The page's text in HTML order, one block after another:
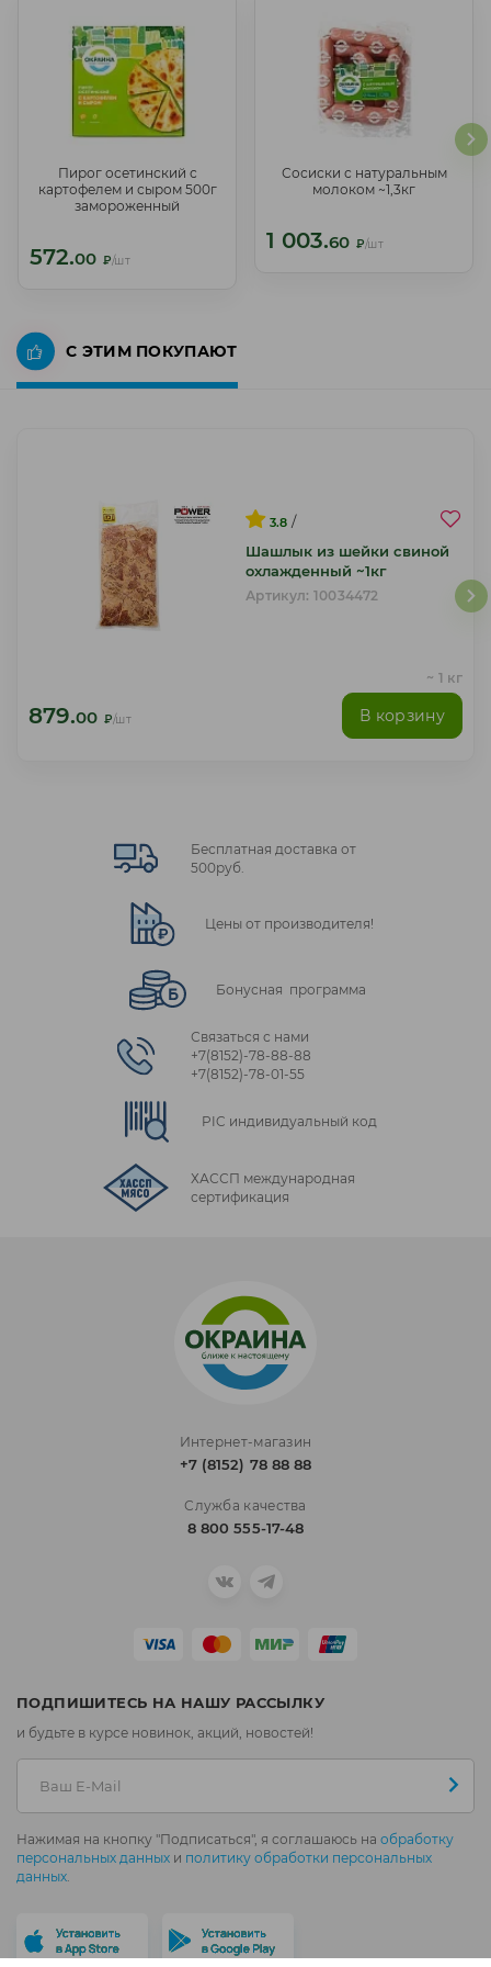
Пирог осетинский с
картофелем и сыром 500г
замороженный
572.00 ₽/шт
Пирог осетинский с
картофелем и сыром 500г
замороженный
572.00 ₽/шт
Сосиски с натуральным
молоком ~1,3кг
1 003.60 ₽/шт
Сосиски с натуральным
молоком ~1,3кг
1 003.60 ₽/шт
С ЭТИМ ПОКУПАЮТ
3.8 /
Шашлык из шейки свиной
охлажденный ~1кг
Артикул: 10034472
~ 1 кг
879.00 ₽/шт В корзину
Бесплатная доставка от
500руб.
Цены от производителя!
Бонусная программа
Связаться с нами
+7(8152)‑78‑88‑88
+7(8152)‑78‑01‑55
PIC индивидуальный код
ХАССП международная
сертификация
Интернет-магазин
+7 (8152) 78 88 88
Служба качества
8 800 555-17-48
ПОДПИШИТЕСЬ НА НАШУ РАССЫЛКУ
и будьте в курсе новинок, акций, новостей!
Нажимая на кнопку "Подписаться", я соглашаюсь на обработку
персональных данных и политику обработки персональных
данных